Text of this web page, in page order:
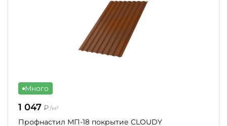
Много
1 047 ₽/м²
Профнастил МП-18 покрытие CLOUDY